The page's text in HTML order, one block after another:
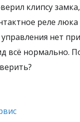
клипсу
реле
нет
всё нормально.